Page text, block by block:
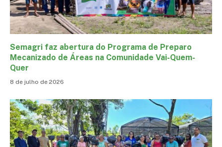
Semagri faz abertura do Programa de Preparo
Mecanizado de Áreas na Comunidade Vai-Quem-
Quer
8 de julho de 2026